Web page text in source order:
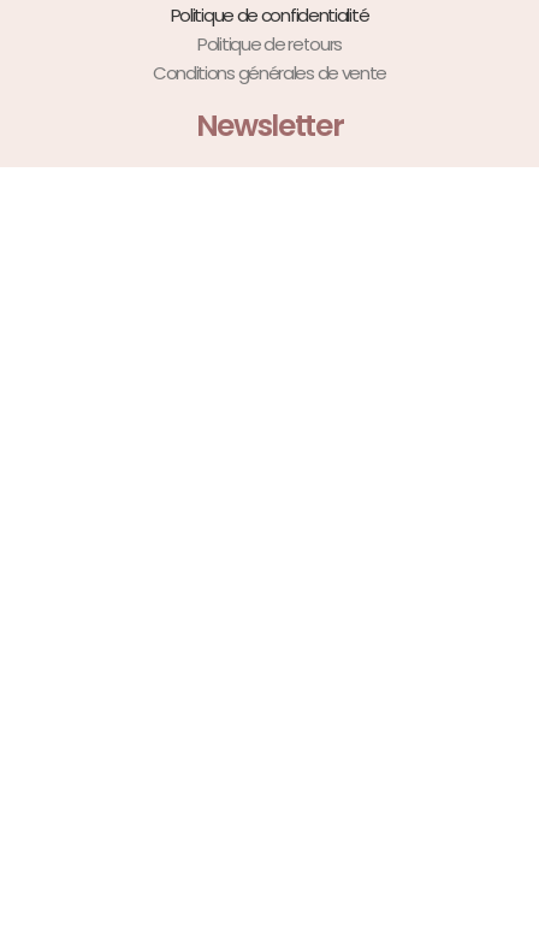
Politique de confidentialité
Politique de retours
Conditions générales de vente
Newsletter